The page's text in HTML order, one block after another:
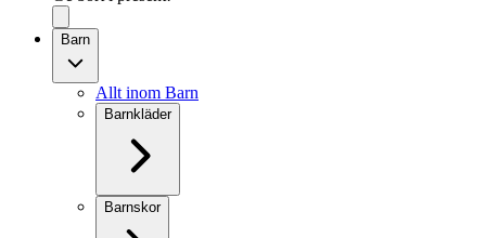
Barn
Allt inom Barn
Barnkläder
Barnskor